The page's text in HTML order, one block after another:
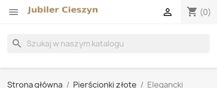
 shopping_cart (0)

search
Strona główna Pierścionki złote
Elegancki